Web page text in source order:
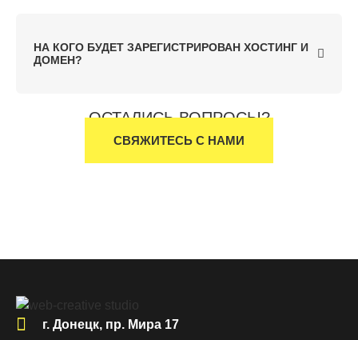
НА КОГО БУДЕТ ЗАРЕГИСТРИРОВАН ХОСТИНГ И
ДОМЕН?
ОСТАЛИСЬ ВОПРОСЫ?
СВЯЖИТЕСЬ С НАМИ
г. Донецк, пр. Мира 17